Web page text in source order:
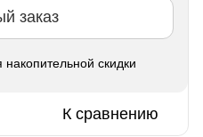
заказ
скидки
К сравнению